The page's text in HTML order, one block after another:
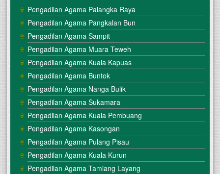
Pengadilan Agama Palangka Raya
Pengadilan Agama Pangkalan Bun
Pengadilan Agama Sampit
Pengadilan Agama Muara Teweh
Pengadilan Agama Kuala Kapuas
Pengadilan Agama Buntok
Pengadilan Agama Nanga Bulik
Pengadilan Agama Sukamara
Pengadilan Agama Kuala Pembuang
Pengadilan Agama Kasongan
Pengadilan Agama Pulang Pisau
Pengadilan Agama Kuala Kurun
Pengadilan Agama Tamiang Layang